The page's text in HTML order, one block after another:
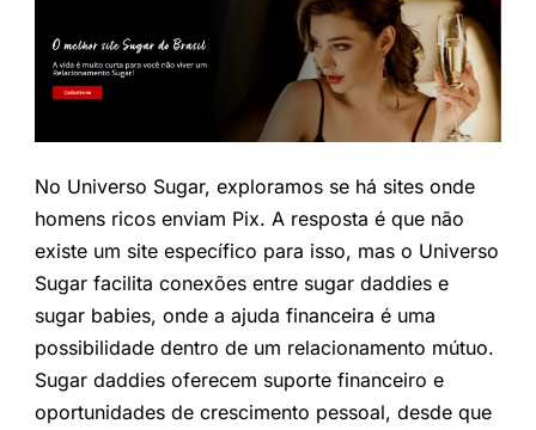
No Universo Sugar, exploramos se há sites onde
homens ricos enviam Pix. A resposta é que não
existe um site específico para isso, mas o Universo
Sugar facilita conexões entre sugar daddies e
sugar babies, onde a ajuda financeira é uma
possibilidade dentro de um relacionamento mútuo.
Sugar daddies oferecem suporte financeiro e
oportunidades de crescimento pessoal, desde que